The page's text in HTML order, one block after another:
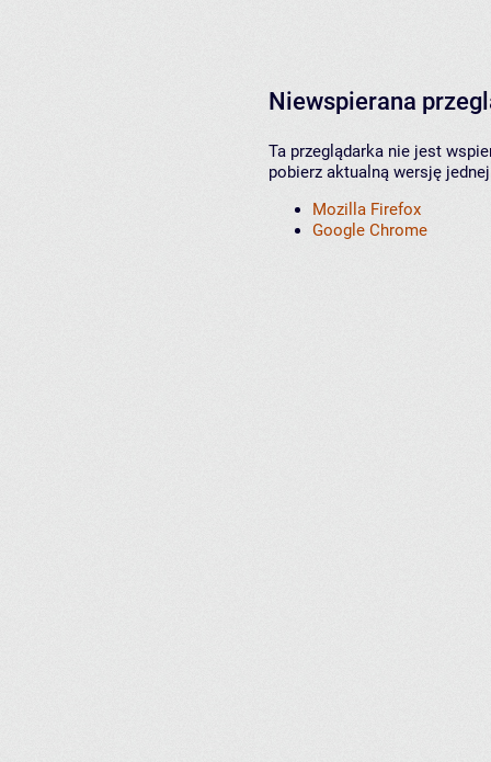
Niewspierana
Ta przeglądarka nie jest
pobierz aktualną wersję
Mozilla Firefox
Google Chrome